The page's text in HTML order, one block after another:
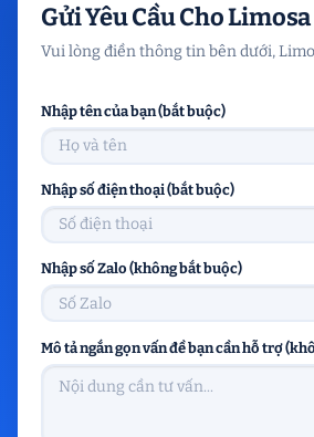
Gửi Yêu Cầu Cho Limosa
Vui lòng điền thông tin bên dưới,
Nhập tên của bạn (bắt buộc)
Nhập số điện thoại (bắt buộc)
Nhập số Zalo (không bắt buộc)
Mô tả ngắn gọn vấn đề bạn cần hỗ trợ